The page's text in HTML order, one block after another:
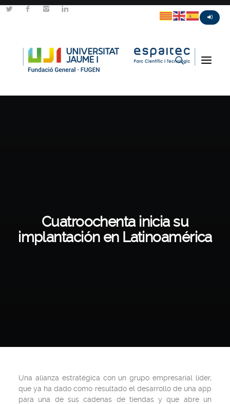
Cuatroochenta inicia su
implantación en Latinoamérica
Una alianza estratégica con un grupo empresarial líder,
que ya ha dado como resultado el desarrollo de una app
para una de sus cadenas de tiendas y que abre un